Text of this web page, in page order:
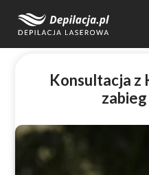
Konsultacja z